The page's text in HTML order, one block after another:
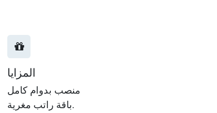
المزايا
منصب بدوام كامل
باقة راتب مغرية.